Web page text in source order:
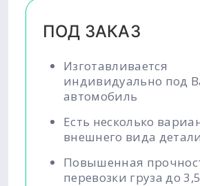
ПОД ЗАКАЗ
Изготавливается
индивидуально под
автомобиль
Есть несколько
внешнего вида детали
Повышенная
перевозки груза до